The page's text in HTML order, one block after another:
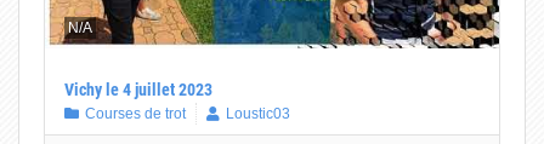
N/A
Vichy le 4 juillet 2023
Courses de trot Loustic03